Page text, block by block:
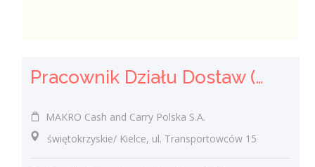
Pracownik Działu Dostaw (K/M)
MAKRO Cash and Carry Polska S.A.
świętokrzyskie/ Kielce, ul. Transportowców 15